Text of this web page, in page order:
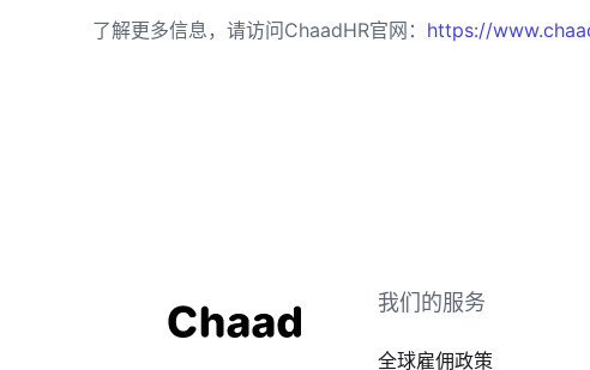
了解更多信息，请访问ChaadHR官网： https://
我们的服务
全球雇佣政策